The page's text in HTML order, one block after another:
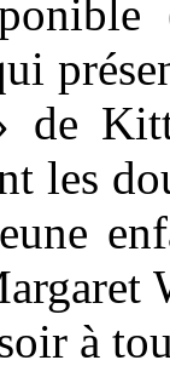
de
les
à